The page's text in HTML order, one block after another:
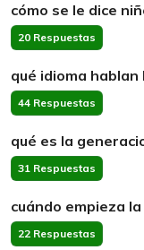
cómo se le dice
20 Respuestas
qué idioma hablan
44 Respuestas
qué es la
31 Respuestas
cuándo empieza
22 Respuestas